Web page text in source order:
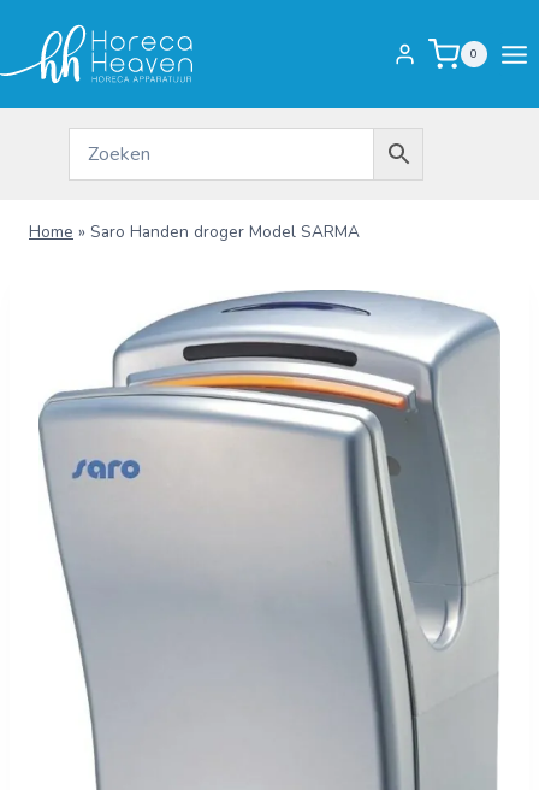
inhoud
0
Home » Saro Handen droger Model SARMA